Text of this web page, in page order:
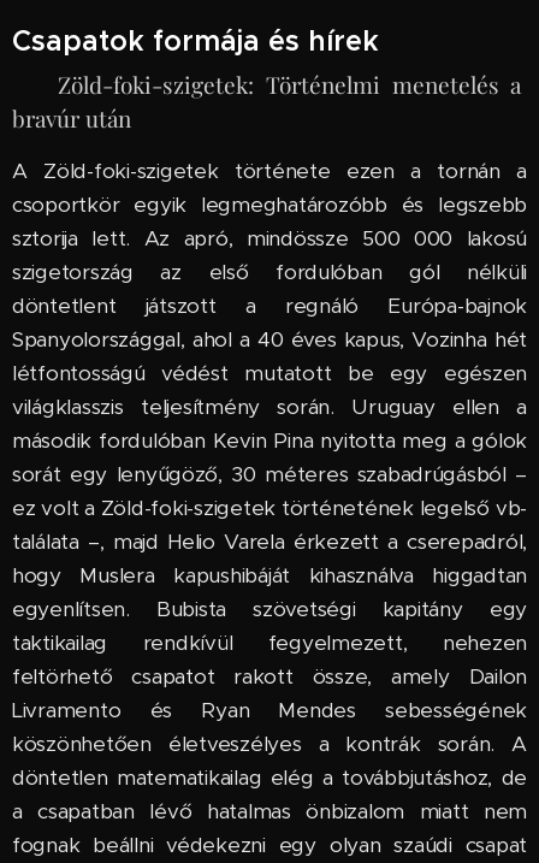
Csapatok formája és hírek
🇨🇻 Zöld-foki-szigetek: Történelmi menetelés a
bravúr után
A Zöld-foki-szigetek története ezen a tornán a
csoportkör egyik legmeghatározóbb és legszebb
sztorija lett. Az apró, mindössze 500 000 lakosú
szigetország az első fordulóban gól nélküli
döntetlent játszott a regnáló Európa-bajnok
Spanyolországgal, ahol a 40 éves kapus, Vozinha hét
létfontosságú védést mutatott be egy egészen
világklasszis teljesítmény során. Uruguay ellen a
második fordulóban Kevin Pina nyitotta meg a gólok
sorát egy lenyűgöző, 30 méteres szabadrúgásból –
ez volt a Zöld-foki-szigetek történetének legelső vb-
találata –, majd Helio Varela érkezett a cserepadról,
hogy Muslera kapushibáját kihasználva higgadtan
egyenlítsen. Bubista szövetségi kapitány egy
taktikailag rendkívül fegyelmezett, nehezen
feltörhető csapatot rakott össze, amely Dailon
Livramento és Ryan Mendes sebességének
köszönhetően életveszélyes a kontrák során. A
döntetlen matematikailag elég a továbbjutáshoz, de
a csapatban lévő hatalmas önbizalom miatt nem
fognak beállni védekezni egy olyan szaúdi csapat